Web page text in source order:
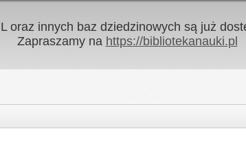
oraz innych baz dziedzinowych są już
Zapraszamy na https://bibliotekanauki.pl